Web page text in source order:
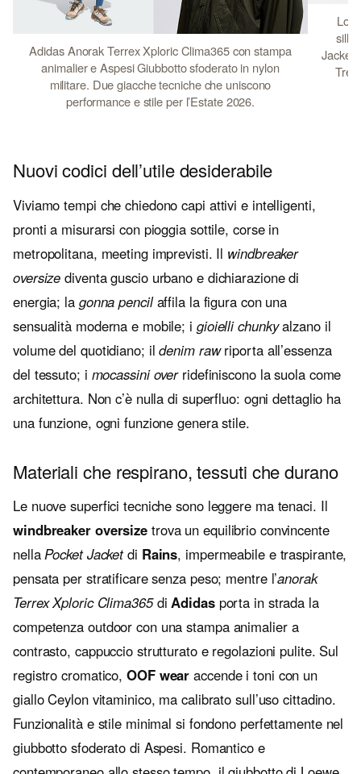
Adidas Anorak Terrex Xploric Clima365 con stampa
animalier e Aspesi Giubbotto sfoderato in nylon
militare. Due giacche tecniche che uniscono
performance e stile per l’Estate 2026.
Jacket
Tre
Nuovi codici dell’utile desiderabile
Viviamo tempi che chiedono capi attivi e intelligenti,
pronti a misurarsi con pioggia sottile, corse in
metropolitana, meeting imprevisti. Il windbreaker
oversize diventa guscio urbano e dichiarazione di
energia; la gonna pencilaffila la figura con una
sensualità moderna e mobile; i gioielli chunkyalzano il
volume del quotidiano; ildenim rawriporta all’essenza
del tessuto; i mocassini overridefiniscono la suola come
architettura. Non c’è nulla di superfluo: ogni dettaglio ha
una funzione, ogni funzione genera stile.
Materiali che respirano, tessuti che durano
Le nuove superfici tecniche sono leggere ma tenaci. Il
windbreaker oversize trova un equilibrio convincente
nellaPocket Jacketdi Rains, impermeabile e traspirante,
pensata per stratificare senza peso; mentre l’anorak
Terrex Xploric Clima365diAdidasporta in strada la
competenza outdoor con una stampa animalier a
contrasto, cappuccio strutturato e regolazioni pulite. Sul
registro cromatico, OOF wear accende i toni con un
giallo Ceylon vitaminico, ma calibrato sull’uso cittadino.
Funzionalità e stile minimal si fondono perfettamente nel
giubbotto sfoderato di Aspesi. Romantico e